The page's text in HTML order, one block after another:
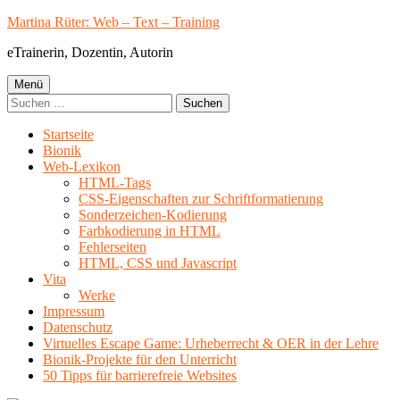
Springe
Inhalt
Martina Rüter: Web – Text – Training
eTrainerin, Dozentin, Autorin
Primäres
Menü
Menü
Suchen
nach:
Startseite
Bionik
Web-Lexikon
HTML-Tags
CSS-Eigenschaften zur Schriftformatierung
Sonderzeichen-Kodierung
Farbkodierung in HTML
Fehlerseiten
HTML, CSS und Javascript
Vita
Werke
Impressum
Datenschutz
Virtuelles Escape Game: Urheberrecht & OER in der Lehre
Bionik-Projekte für den Unterricht
50 Tipps für barrierefreie Websites